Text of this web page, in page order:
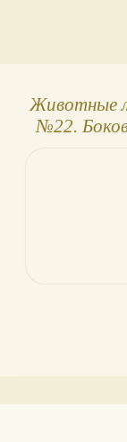
Животные
№22.